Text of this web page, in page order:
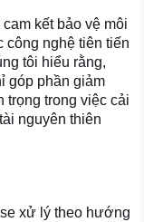
kết bảo vệ môi
công nghệ tiên tiến
tôi hiểu rằng,
góp phần giảm
trọng trong việc cải
nguyên thiên
xử lý theo hướng